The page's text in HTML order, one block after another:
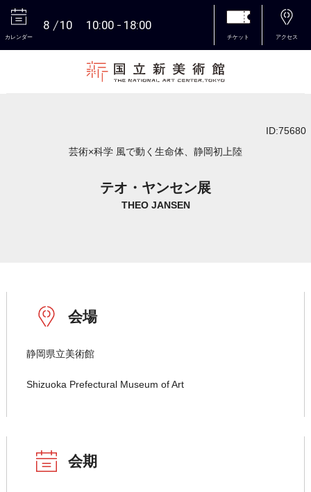
カレンダー
8 10 10:00 18:00
チケット アクセス
ID:75680
芸術×科学 風で動く生命体、静岡初上陸
テオ・ヤンセン展
THEO JANSEN
会場
静岡県立美術館
Shizuoka Prefectural Museum of Art
会期